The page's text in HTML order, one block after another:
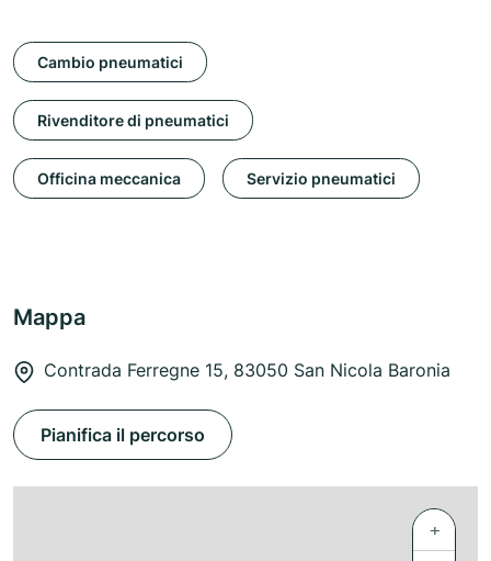
Cambio pneumatici
Rivenditore di pneumatici
Officina meccanica Servizio pneumatici
Mappa
Contrada Ferregne 15, 83050 San Nicola Baronia
Pianifica il percorso
+